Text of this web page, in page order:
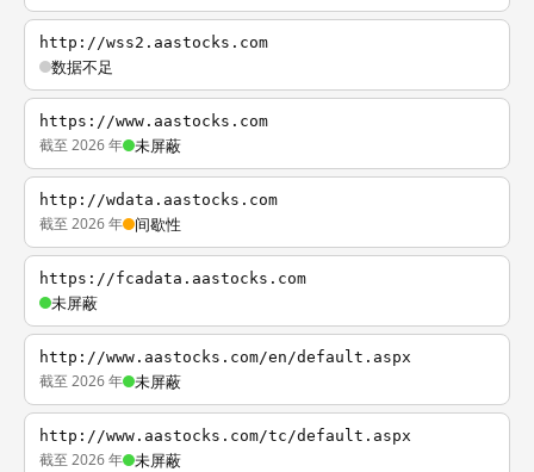
http://wss2.aastocks.com
数据不足
https://www.aastocks.com
截至 2026 年 未屏蔽
http://wdata.aastocks.com
截至 2026 年 间歇性
https://fcadata.aastocks.com
未屏蔽
http://www.aastocks.com/en/default.aspx
截至 2026 年 未屏蔽
http://www.aastocks.com/tc/default.aspx
截至 2026 年 未屏蔽